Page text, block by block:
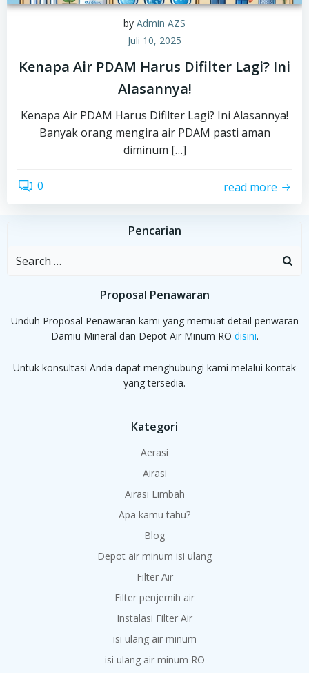
by Admin AZS
Juli 10, 2025
Kenapa Air PDAM Harus Difilter Lagi? Ini
Alasannya!
Kenapa Air PDAM Harus Difilter Lagi? Ini Alasannya!
Banyak orang mengira air PDAM pasti aman
diminum […]
0 read more
Pencarian
Search
Proposal Penawaran
Unduh Proposal Penawaran kami yang memuat detail penwaran
Damiu Mineral dan Depot Air Minum RO disini.
Untuk konsultasi Anda dapat menghubungi kami melalui kontak
yang tersedia.
Kategori
Aerasi
Airasi
Airasi Limbah
Apa kamu tahu?
Blog
Depot air minum isi ulang
Filter Air
Filter penjernih air
Instalasi Filter Air
isi ulang air minum
isi ulang air minum RO